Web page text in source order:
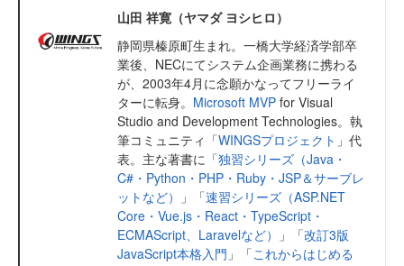
山田 祥寛（ヤマダ ヨシヒロ）
静岡県榛原町生まれ。一橋大学経済学部卒
業後、NECにてシステム企画業務に携わる
が、2003年4月に念願かなってフリーライ
ターに転身。 Microsoft MVP for Visual
Studio and Development Technologies。執
筆コミュニティ「WINGSプロジェクト 」代
表。主な著書に「独習シリーズ（Java・
C#・Python・PHP・Ruby・JSP＆サーブレ
ットなど）
」「速習シリーズ（ASP.NET
Core・Vue.js・React・TypeScript・
ECMAScript、Laravelなど）
」「改訂3版
JavaScript本格入門 」「これからはじめる